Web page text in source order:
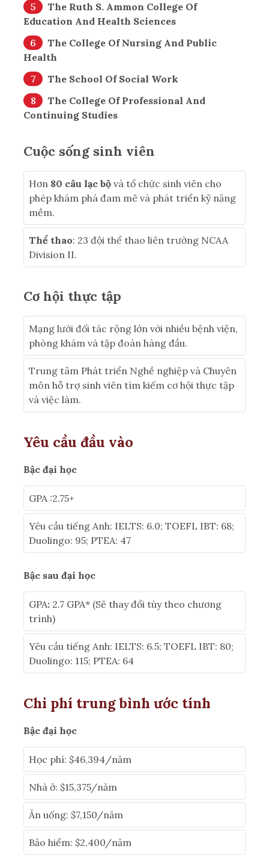
The Ruth S. Ammon College Of
Education And Health Sciences
The College Of Nursing And Public
Health
The School Of Social Work
The College Of Professional And
Continuing Studies
Cuộc sống sinh viên
Hơn 80 câu lạc bộ và tổ chức sinh viên cho
phép khám phá đam mê và phát triển kỹ năng
mềm.
Thể thao: 23 đội thể thao liên trường NCAA
Division II.
Cơ hội thực tập
Mạng lưới đối tác rộng lớn với nhiều bệnh viện,
phòng khám và tập đoàn hàng đầu.
Trung tâm Phát triển Nghề nghiệp và Chuyên
môn hỗ trợ sinh viên tìm kiếm cơ hội thực tập
và việc làm.
Yêu cầu đầu vào
Bậc đại học
GPA :2.75+
Yêu cầu tiếng Anh: IELTS: 6.0; TOEFL IBT: 68;
Duolingo: 95; PTEA: 47
Bậc sau đại học
GPA: 2.7 GPA* (Sẽ thay đổi tùy theo chương
trình)
Yêu cầu tiếng Anh: IELTS: 6.5; TOEFL IBT: 80;
Duolingo: 115; PTEA: 64
Chi phí trung bình ước tính
Bậc đại học
Học phí: $46,394/năm
Nhà ở: $15,375/năm
Ăn uống: $7,150/năm
Bảo hiểm: $2,400/năm